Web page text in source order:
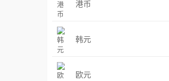
港币
韩元
欧元